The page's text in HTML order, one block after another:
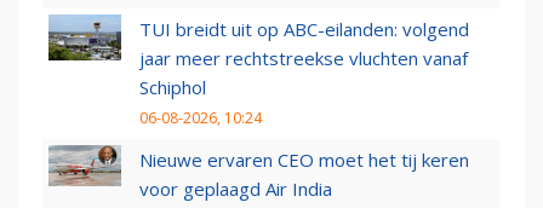
TUI breidt uit op ABC-eilanden: volgend
jaar meer rechtstreekse vluchten vanaf
Schiphol
06-08-2026, 10:24
Nieuwe ervaren CEO moet het tij keren
voor geplaagd Air India